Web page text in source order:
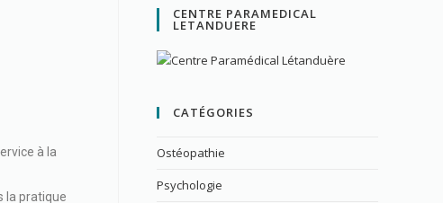
à la
la pratique
CENTRE PARAMEDICAL
LETANDUERE
CATÉGORIES
Ostéopathie
Psychologie